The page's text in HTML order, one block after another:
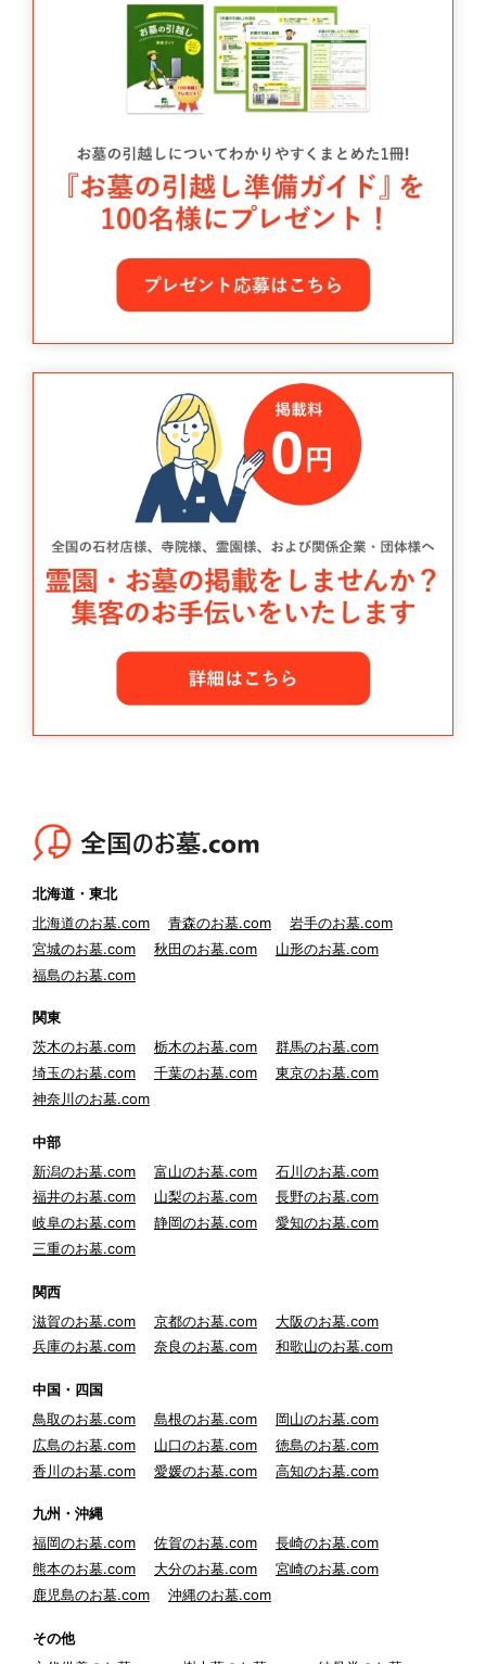
北海道・東北
北海道のお墓.com
青森のお墓.com
岩手のお墓.com
宮城のお墓.com
秋田のお墓.com
山形のお墓.com
福島のお墓.com
関東
茨木のお墓.com
栃木のお墓.com
群馬のお墓.com
埼玉のお墓.com
千葉のお墓.com
東京のお墓.com
神奈川のお墓.com
中部
新潟のお墓.com
富山のお墓.com
石川のお墓.com
福井のお墓.com
山梨のお墓.com
長野のお墓.com
岐阜のお墓.com
静岡のお墓.com
愛知のお墓.com
三重のお墓.com
関西
滋賀のお墓.com
京都のお墓.com
大阪のお墓.com
兵庫のお墓.com
奈良のお墓.com 和歌山のお墓.com
中国・四国
鳥取のお墓.com
島根のお墓.com
岡山のお墓.com
広島のお墓.com
山口のお墓.com
徳島のお墓.com
香川のお墓.com
愛媛のお墓.com 高知のお墓.com
九州・沖縄
福岡のお墓.com
佐賀のお墓.com
長崎のお墓.com
熊本のお墓.com
大分のお墓.com
宮崎のお墓.com
鹿児島のお墓.com
沖縄のお墓.com
その他